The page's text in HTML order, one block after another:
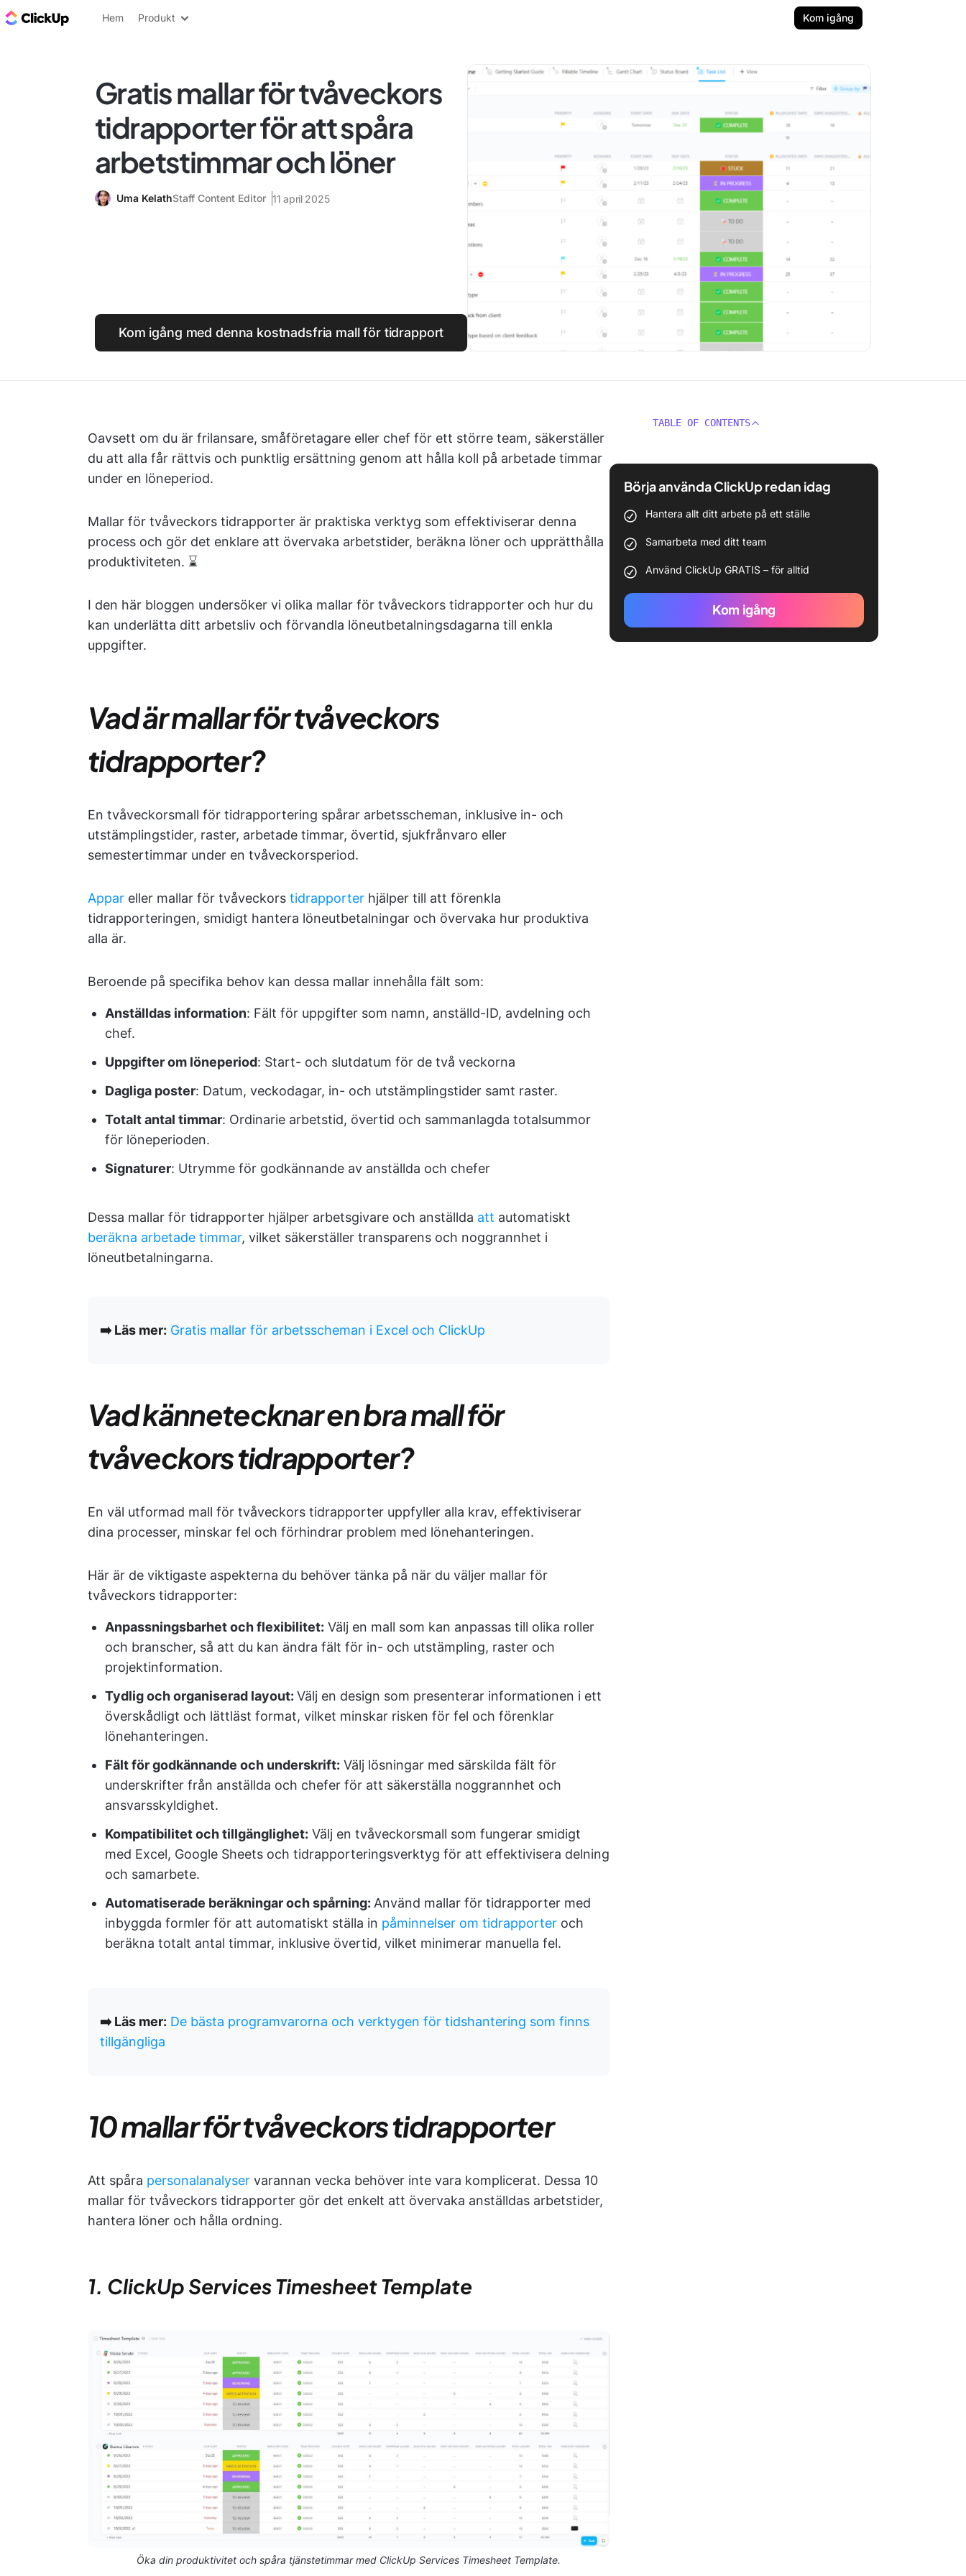
ClickUp-bloggen
Hem Produkt Kom igång
Gratis mallar för tvåveckors
tidrapporter för att spåra
arbetstimmar och löner
Uma KelathStaff Content Editor 11 april 2025
Kom igång med denna kostnadsfria mall för tidrapport
Oavsett om du är frilansare, småföretagare eller chef för ett större team, säkerställer
du att alla får rättvis och punktlig ersättning genom att hålla koll på arbetade timmar
under en löneperiod.
Mallar för tvåveckors tidrapporter är praktiska verktyg som effektiviserar denna
process och gör det enklare att övervaka arbetstider, beräkna löner och upprätthålla
produktiviteten. ⌛️
I den här bloggen undersöker vi olika mallar för tvåveckors tidrapporter och hur du
kan underlätta ditt arbetsliv och förvandla löneutbetalningsdagarna till enkla
uppgifter.
Vad är mallar för tvåveckors
tidrapporter?
En tvåveckorsmall för tidrapportering spårar arbetsscheman, inklusive in- och
utstämplingstider, raster, arbetade timmar, övertid, sjukfrånvaro eller
semestertimmar under en tvåveckorsperiod.
Appar eller mallar för tvåveckors tidrapporter hjälper till att förenkla
tidrapporteringen, smidigt hantera löneutbetalningar och övervaka hur produktiva
alla är.
Beroende på specifika behov kan dessa mallar innehålla fält som:
Anställdas information: Fält för uppgifter som namn, anställd-ID, avdelning och
chef.
Uppgifter om löneperiod: Start- och slutdatum för de två veckorna
Dagliga poster: Datum, veckodagar, in- och utstämplingstider samt raster.
Totalt antal timmar: Ordinarie arbetstid, övertid och sammanlagda totalsummor
för löneperioden.
Signaturer: Utrymme för godkännande av anställda och chefer
Dessa mallar för tidrapporter hjälper arbetsgivare och anställda att automatiskt
beräkna arbetade timmar, vilket säkerställer transparens och noggrannhet i
löneutbetalningarna.
➡️ Läs mer: Gratis mallar för arbetsscheman i Excel och ClickUp
Vad kännetecknar en bra mall för
tvåveckors tidrapporter?
En väl utformad mall för tvåveckors tidrapporter uppfyller alla krav, effektiviserar
dina processer, minskar fel och förhindrar problem med lönehanteringen.
Här är de viktigaste aspekterna du behöver tänka på när du väljer mallar för
tvåveckors tidrapporter:
Anpassningsbarhet och flexibilitet: Välj en mall som kan anpassas till olika roller
och branscher, så att du kan ändra fält för in- och utstämpling, raster och
projektinformation.
Tydlig och organiserad layout: Välj en design som presenterar informationen i ett
överskådligt och lättläst format, vilket minskar risken för fel och förenklar
lönehanteringen.
Fält för godkännande och underskrift: Välj lösningar med särskilda fält för
underskrifter från anställda och chefer för att säkerställa noggrannhet och
ansvarsskyldighet.
Kompatibilitet och tillgänglighet: Välj en tvåveckorsmall som fungerar smidigt
med Excel, Google Sheets och tidrapporteringsverktyg för att effektivisera delning
och samarbete.
Automatiserade beräkningar och spårning: Använd mallar för tidrapporter med
inbyggda formler för att automatiskt ställa in påminnelser om tidrapporter och
beräkna totalt antal timmar, inklusive övertid, vilket minimerar manuella fel.
➡️ Läs mer: De bästa programvarorna och verktygen för tidshantering som finns
tillgängliga
10 mallar för tvåveckors tidrapporter
Att spåra personalanalyser varannan vecka behöver inte vara komplicerat. Dessa 10
mallar för tvåveckors tidrapporter gör det enkelt att övervaka anställdas arbetstider,
hantera löner och hålla ordning.
1. ClickUp Services Timesheet Template
Öka din produktivitet och spåra tjänstetimmar med ClickUp Services Timesheet Template.
TABLE OF CONTENTS
Börja använda ClickUp redan idag
Hantera allt ditt arbete på ett ställe
Samarbeta med ditt team
Använd ClickUp GRATIS – för alltid
Kom igång